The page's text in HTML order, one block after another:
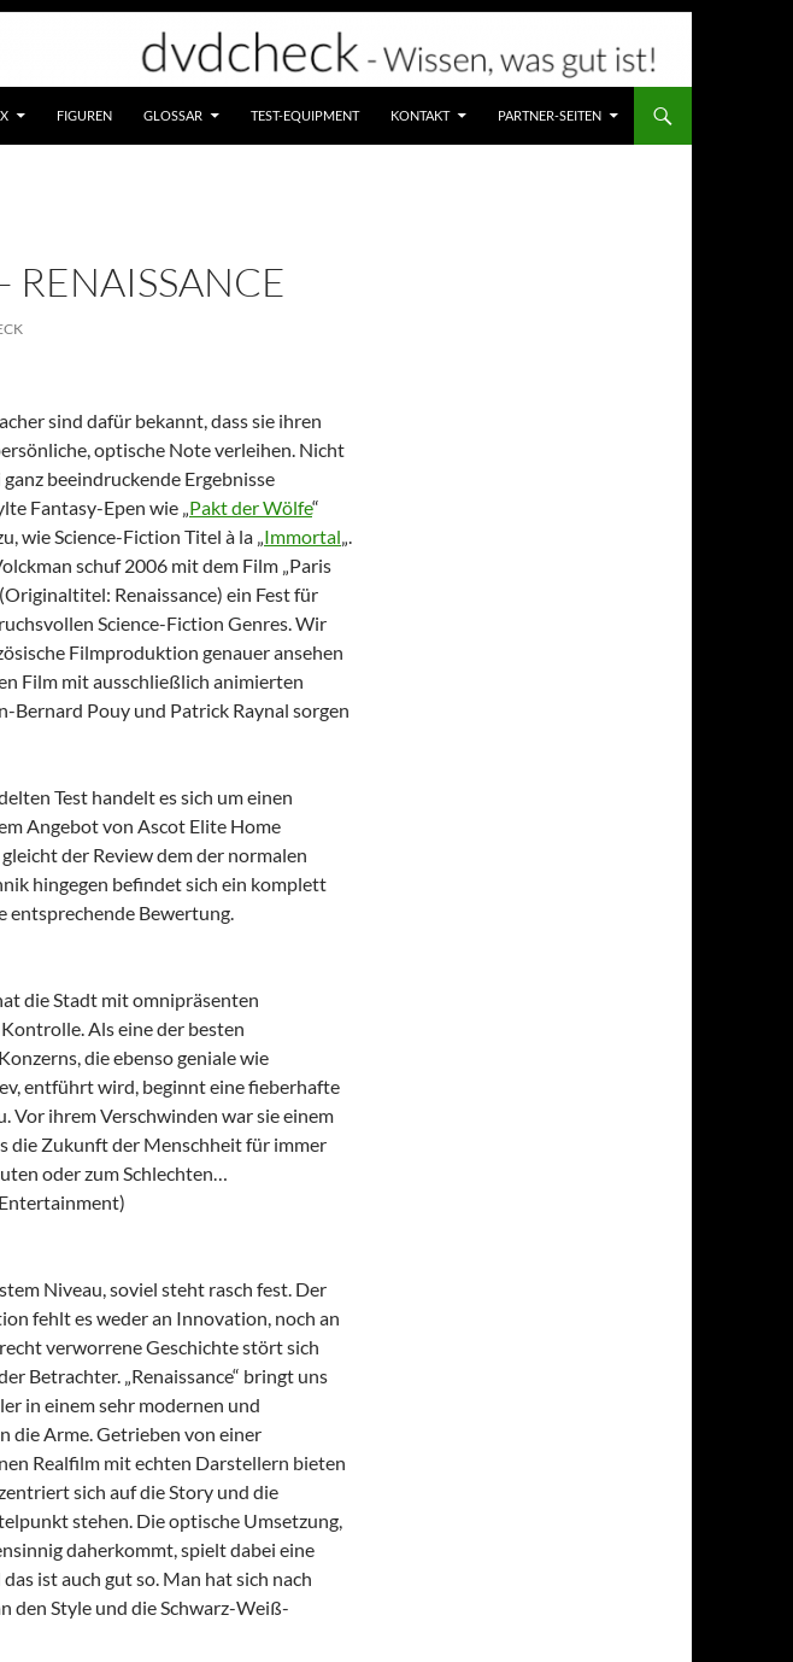
FIGUREN GLOSSAR TEST-EQUIPMENT KONTAKT PARTNER-SEITEN
RENAISSANCE
sind dafür bekannt, dass sie ihren
optische Note verleihen. Nicht
beeindruckende Ergebnisse
Fantasy-Epen wie „Pakt der Wölfe“
wie Science-Fiction Titel à la „Immortal„.
schuf 2006 mit dem Film „Paris
Renaissance) ein Fest für
Science-Fiction Genres. Wir
Filmproduktion genauer ansehen
Film mit ausschließlich animierten
Bernard Pouy und Patrick Raynal sorgen
Test handelt es sich um einen
Angebot von Ascot Elite Home
der Review dem der normalen
hingegen befindet sich ein komplett
entsprechende Bewertung.
die Stadt mit omnipräsenten
Als eine der besten
die ebenso geniale wie
entführt wird, beginnt eine fieberhafte
Vor ihrem Verschwinden war sie einem
die Zukunft der Menschheit für immer
oder zum Schlechten…
Niveau, soviel steht rasch fest. Der
fehlt es weder an Innovation, noch an
verworrene Geschichte stört sich
Betrachter. „Renaissance“ bringt uns
in einem sehr modernen und
die Arme. Getrieben von einer
Realfilm mit echten Darstellern bieten
sich auf die Story und die
stehen. Die optische Umsetzung,
daherkommt, spielt dabei eine
ist auch gut so. Man hat sich nach
den Style und die Schwarz-Weiß-